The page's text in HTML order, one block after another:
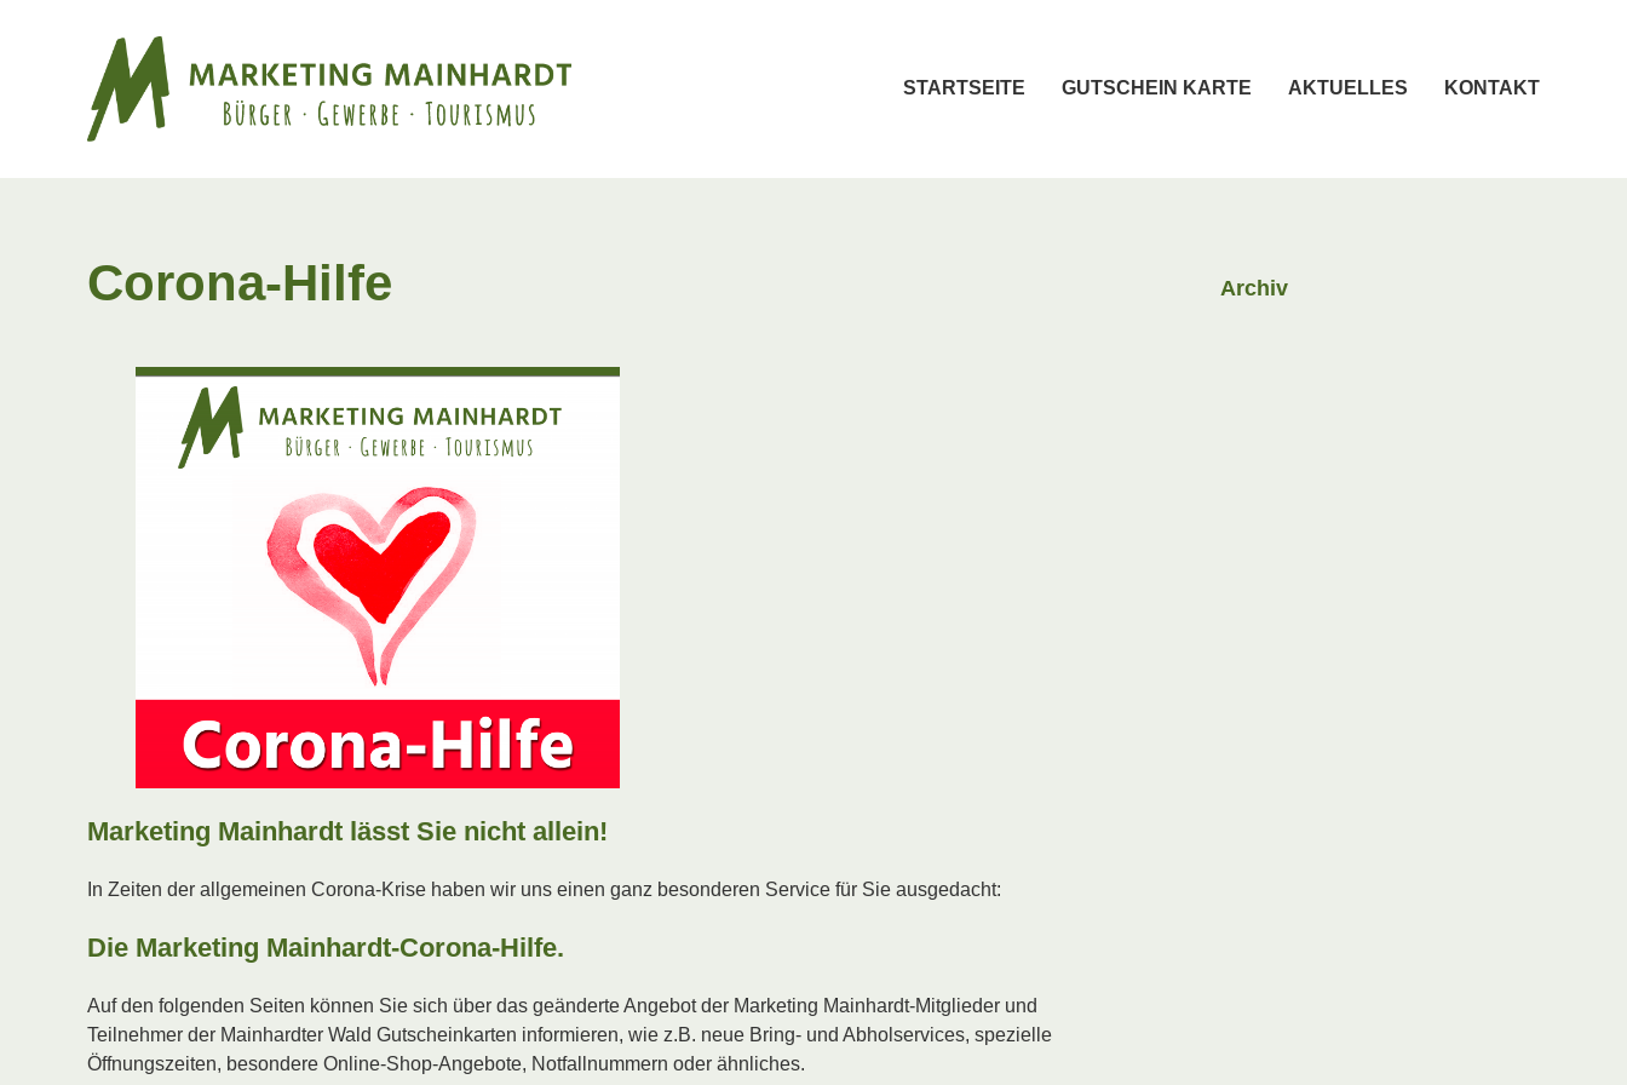
STARTSEITE GUTSCHEIN KARTE AKTUELLES KONTAKT
Corona-Hilfe
Marketing Mainhardt lässt Sie nicht allein!
In Zeiten der allgemeinen Corona-Krise haben wir uns einen ganz besonderen Service für Sie ausgedacht:
Die Marketing Mainhardt-Corona-Hilfe.
Auf den folgenden Seiten können Sie sich über das geänderte Angebot der Marketing Mainhardt-Mitglieder und
Teilnehmer der Mainhardter Wald Gutscheinkarten informieren, wie z.B. neue Bring- und Abholservices, spezielle
Öffnungszeiten, besondere Online-Shop-Angebote, Notfallnummern oder ähnliches.
Archiv